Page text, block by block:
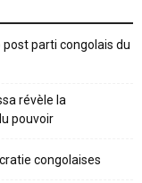
parti congolais du
révèle la
pouvoir
congolaises